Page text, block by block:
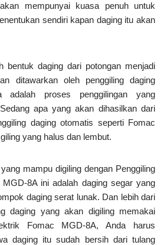
mempunyai kuasa penuh untuk
sendiri kapan daging itu akan
bentuk daging dari potongan menjadi
ditawarkan oleh penggiling daging
adalah proses penggilingan yang
apa yang akan dihasilkan dari
daging otomatis seperti Fomac
yang halus dan lembut.
mampu digiling dengan Penggiling
8A ini adalah daging segar yang
daging serat lunak. Dan lebih dari
daging yang akan digiling memakai
Fomac MGD-8A, Anda harus
daging itu sudah bersih dari tulang